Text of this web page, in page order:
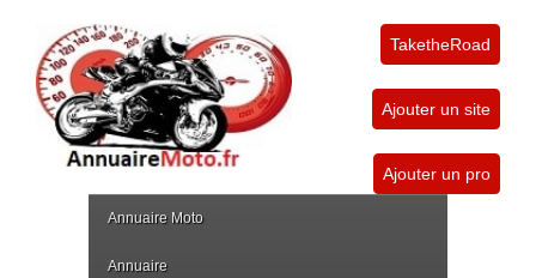
TaketheRoad
Ajouter un site
Ajouter un pro
Annuaire Moto
Annuaire